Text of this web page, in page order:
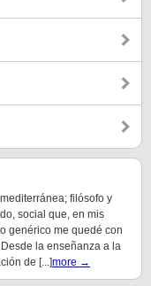
filósofo y
social que, en mis
genérico me quedé con
la enseñanza a la
de [...]more →